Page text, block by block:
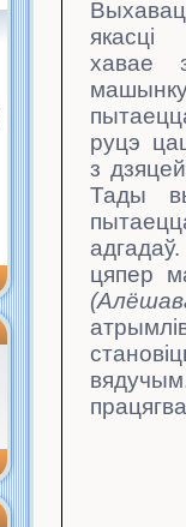
якасці
хавае
руцэ
з
Тады
цяпер